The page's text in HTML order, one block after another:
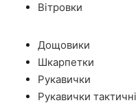
Вітровки
Дощовики
Шкарпетки
Рукавички
Рукавички тактичні